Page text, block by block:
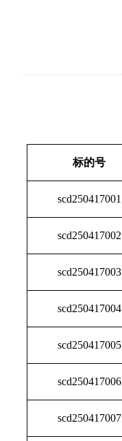
标的号
scd250417001
scd250417002
scd250417003
scd250417004
scd250417005
scd250417006
scd250417007